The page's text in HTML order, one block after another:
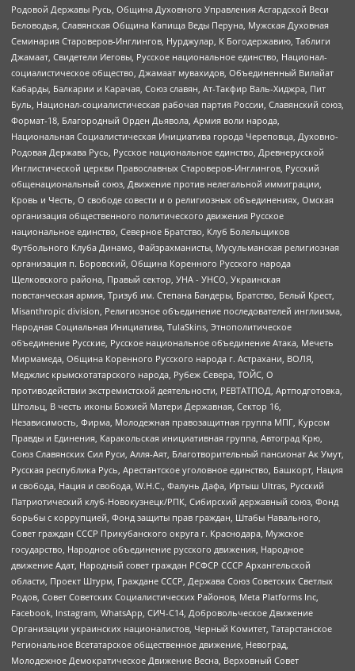
Родовой Державы Русь, Община Духовного Управления Асгардской Веси
Беловодья, Славянская Община Капища Веды Перуна, Мужская Духовная
Семинария Староверов-Инглингов, Нурджулар, К Богодержавию, Таблиги
Джамаат, Свидетели Иеговы, Русское национальное единство, Национал-
социалистическое общество, Джамаат мувахидов, Объединенный Вилайат
Кабарды, Балкарии и Карачая, Союз славян, Ат-Такфир Валь-Хиджра, Пит
Буль, Национал-социалистическая рабочая партия России, Славянский союз,
Формат-18, Благородный Орден Дьявола, Армия воли народа,
Национальная Социалистическая Инициатива города Череповца, Духовно-
Родовая Держава Русь, Русское национальное единство, Древнерусской
Инглистической церкви Православных Староверов-Инглингов, Русский
общенациональный союз, Движение против нелегальной иммиграции,
Кровь и Честь, О свободе совести и о религиозных объединениях, Омская
организация общественного политического движения Русское
национальное единство, Северное Братство, Клуб Болельщиков
Футбольного Клуба Динамо, Файзрахманисты, Мусульманская религиозная
организация п. Боровский, Община Коренного Русского народа
Щелковского района, Правый сектор, УНА - УНСО, Украинская
повстанческая армия, Тризуб им. Степана Бандеры, Братство, Белый Крест,
Misanthropic division, Религиозное объединение последователей инглиизма,
Народная Социальная Инициатива, TulaSkins, Этнополитическое
объединение Русские, Русское национальное объединение Атака, Мечеть
Мирмамеда, Община Коренного Русского народа г. Астрахани, ВОЛЯ,
Меджлис крымскотатарского народа, Рубеж Севера, ТОЙС, О
противодействии экстремистской деятельности, РЕВТАТПОД, Артподготовка,
Штольц, В честь иконы Божией Матери Державная, Сектор 16,
Независимость, Фирма, Молодежная правозащитная группа МПГ, Курсом
Правды и Единения, Каракольская инициативная группа, Автоград Крю,
Союз Славянских Сил Руси, Алля-Аят, Благотворительный пансионат Ак Умут,
Русская республика Русь, Арестантское уголовное единство, Башкорт, Нация
и свобода, Нация и свобода, W.H.С., Фалунь Дафа, Иртыш Ultras, Русский
Патриотический клуб-Новокузнецк/РПК, Сибирский державный союз, Фонд
борьбы с коррупцией, Фонд защиты прав граждан, Штабы Навального,
Совет граждан СССР Прикубанского округа г. Краснодара, Мужское
государство, Народное объединение русского движения, Народное
движение Адат, Народный совет граждан РСФСР СССР Архангельской
области, Проект Штурм, Граждане СССР, Держава Союз Советских Светлых
Родов, Совет Советских Социалистических Районов, Meta Platforms Inc,
Facebook, Instagram, WhatsApp, СИЧ-С14, Добровольческое Движение
Организации украинских националистов, Черный Комитет, Татарстанское
Региональное Всетатарское общественное движение, Невоград,
Молодежное Демократическое Движение Весна, Верховный Совет